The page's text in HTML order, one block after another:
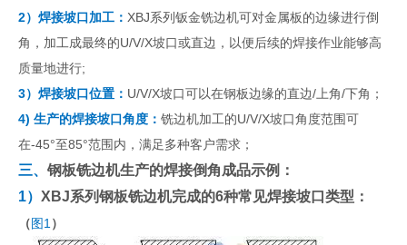
2）焊接坡口加工： XBJ系列钣金铣边机可对金属板的边缘进行倒
角，加工成最终的U/V/X坡口或直边，以便后续的焊接作业能够高
质量地进行;
3）焊接坡口位置： U/V/X坡口可以在钢板边缘的直边/上角/下角；
4) 生产的焊接坡口角度： 铣边机加工的U/V/X坡口角度范围可
在-45°至85°范围内，满足多种客户需求；
三、 钢板铣边机生产的焊接倒角成品示例：
1） XBJ系列钢板铣边机完成的6种常见焊接坡口类型：
（图1 ）